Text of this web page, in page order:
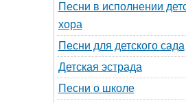
Песни в исполнении
хора
Песни для детского сада
Детская эстрада
Песни о школе